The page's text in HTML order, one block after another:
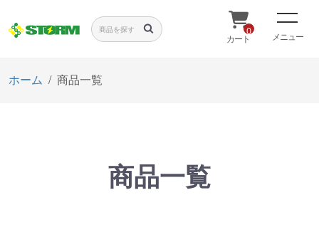
0
カート メニュー
ホーム 商品一覧
商品一覧